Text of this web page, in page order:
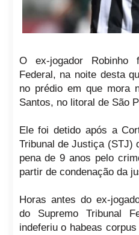
O ex-jogador
Federal, na noite desta
no prédio em que mora
Santos, no litoral de São
Ele foi detido após a
Tribunal de Justiça (STJ)
pena de 9 anos pelo
partir de condenação da
Horas antes do ex-
do Supremo Tribunal
indeferiu o habeas